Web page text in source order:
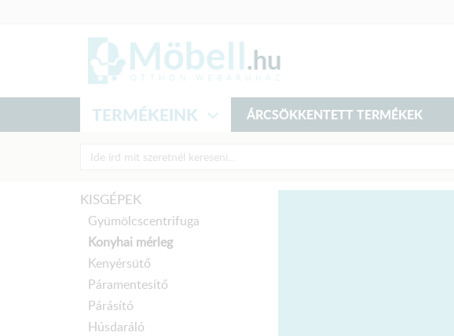
TERMÉKEINK ÁRCSÖKKENTETT TERMÉKEK
KISGÉPEK
Gyümölcscentrifuga
Konyhai mérleg
Kenyérsütő
Páramentesítő
Párásító
Húsdaráló